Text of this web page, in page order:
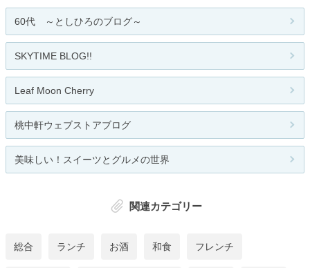
60代 ～としひろのブログ～
SKYTIME BLOG!!
Leaf Moon Cherry
桃中軒ウェブストアブログ
美味しい！スイーツとグルメの世界
関連カテゴリー
総合 ランチ お酒 和食 フレンチ